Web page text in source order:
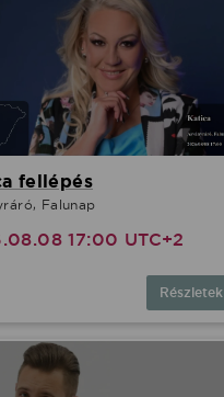
fellépés
Falunap
17:00 UTC+2
Részletek